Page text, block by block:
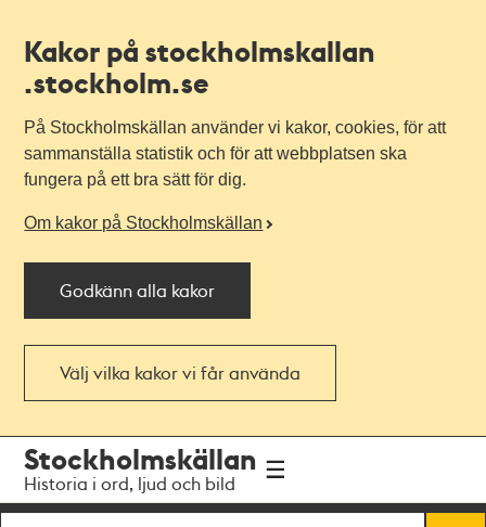
Kakor på stockholmskallan
.stockholm.se
På Stockholmskällan använder vi kakor, cookies, för att
sammanställa statistik och för att webbplatsen ska
fungera på ett bra sätt för dig.
Om kakor på Stockholmskällan
Godkänn alla kakor
Välj vilka kakor vi får använda
navigationen
huvudinnehållet
Stockholmskällan
Historia i ord, ljud och bild